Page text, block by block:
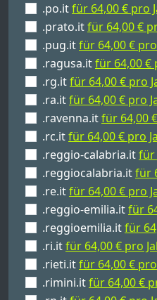
.po.itfür 64,00 € pro
.prato.itfür 64,00 €
.pug.itfür 64,00 €
.ragusa.itfür 64,00 €
.rg.itfür 64,00 € pro
.ra.itfür 64,00 € pro
.ravenna.itfür 64,00
.rc.itfür 64,00 € pro
.reggio-calabria.itfür
.reggiocalabria.itfür
.re.itfür 64,00 € pro
.reggio-emilia.itfür
.reggioemilia.itfür
.ri.itfür 64,00 € pro
.rieti.itfür 64,00 €
.rimini.itfür 64,00 €